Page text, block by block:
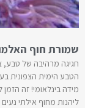
שמורת חוף
חגיגה מרהיבה של טבע,
הטבע הימית הצפונית
מידה בינלאומי! זה
ליהנות מחוף אילתי